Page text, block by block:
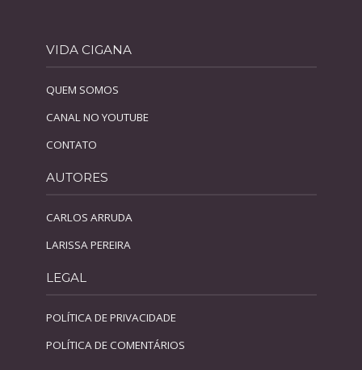
VIDA CIGANA
QUEM SOMOS
CANAL NO YOUTUBE
CONTATO
AUTORES
CARLOS ARRUDA
LARISSA PEREIRA
LEGAL
POLÍTICA DE PRIVACIDADE
POLÍTICA DE COMENTÁRIOS